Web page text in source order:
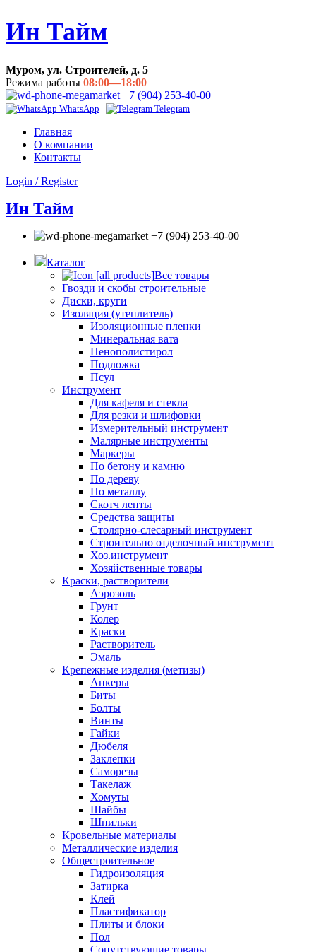
Ин Тайм
Муром, ул. Строителей, д. 5
Режима работы 08:00—18:00
+7 (904) 253-40-00
WhatsApp Telegram
Главная
О компании
Контакты
Login / Register
Ин Тайм
+7 (904) 253-40-00
Каталог
Все товары
Гвозди и скобы строительные
Диски, круги
Изоляция (утеплитель)
Изоляционные пленки
Минеральная вата
Пенополистирол
Подложка
Псул
Инструмент
Для кафеля и стекла
Для резки и шлифовки
Измерительный инструмент
Малярные инструменты
Маркеры
По бетону и камню
По дереву
По металлу
Скотч ленты
Средства защиты
Столярно-слесарный инструмент
Строительно отделочный инструмент
Хоз.инструмент
Хозяйственные товары
Краски, растворители
Аэрозоль
Грунт
Колер
Краски
Растворитель
Эмаль
Крепежные изделия (метизы)
Анкеры
Биты
Болты
Винты
Гайки
Дюбеля
Заклепки
Саморезы
Такелаж
Хомуты
Шайбы
Шпильки
Кровельные материалы
Металлические изделия
Общестроительное
Гидроизоляция
Затирка
Клей
Пластификатор
Плиты и блоки
Пол